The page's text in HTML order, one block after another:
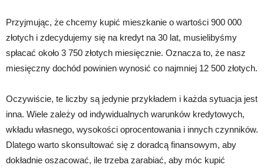
Przyjmując, że chcemy kupić mieszkanie o wartości 900 000
złotych i zdecydujemy się na kredyt na 30 lat, musielibyśmy
spłacać około 3 750 złotych miesięcznie. Oznacza to, że nasz
miesięczny dochód powinien wynosić co najmniej 12 500 złotych.
Oczywiście, te liczby są jedynie przykładem i każda sytuacja jest
inna. Wiele zależy od indywidualnych warunków kredytowych,
wkładu własnego, wysokości oprocentowania i innych czynników.
Dlatego warto skonsultować się z doradcą finansowym, aby
dokładnie oszacować, ile trzeba zarabiać, aby móc kupić